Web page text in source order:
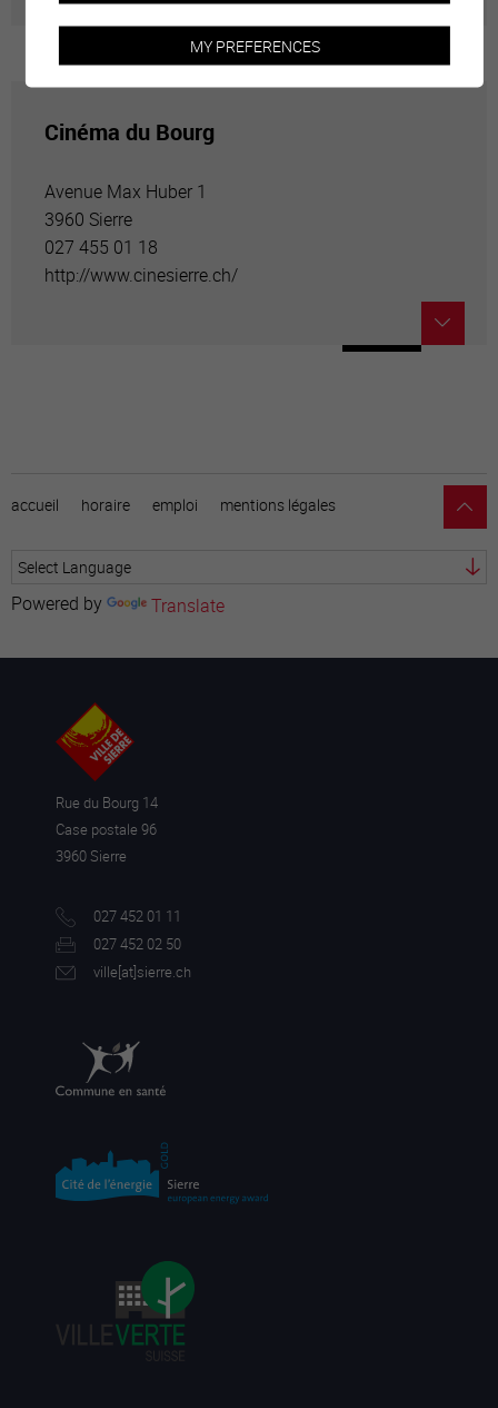
Cinéma du Bourg
Avenue Max Huber 1
3960 Sierre
027 455 01 18
http://www.cinesierre.ch/
accueil horaire emploi mentions légales
Powered by Translate
Rue du Bourg 14
Case postale 96
3960 Sierre
027 452 01 11
027 452 02 50
ville[at]sierre.ch
MY PREFERENCES